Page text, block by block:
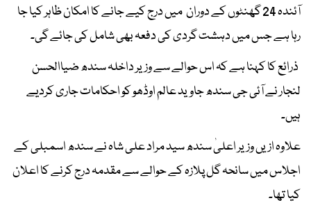
آئندہ 24 گھنٹوں کے دوران میں درج کیے جانے کا امکان ظاہر کیا جا
رہا ہے جس میں دہشت گردی کی دفعہ بھی شامل کی جائے گی۔
ذرائع کا کہنا ہے کہ اس حوالے سے وزیر داخلہ سندھ ضیاالحسن
لنجار نے آئی جی سندھ جاوید عالم اوڈھو کو احکامات جاری کردیے
ہیں۔
علاوہ ازیں وزیر اعلیٰ سندھ سید مراد علی شاہ نے سندھ اسمبلی کے
اجلاس میں سانحہ گل پلازہ کے حوالے سے مقدمہ درج کرنے کا اعلان
کیا تھا۔